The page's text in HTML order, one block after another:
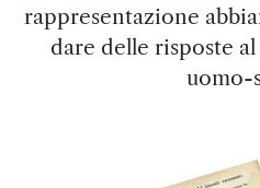
rappresentazione
dare delle risposte
uomo-